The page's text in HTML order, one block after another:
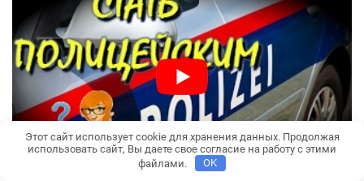
Этот сайт использует cookie для хранения данных. Продолжая
использовать сайт, Вы даете свое согласие на работу с этими
файлами.
OK